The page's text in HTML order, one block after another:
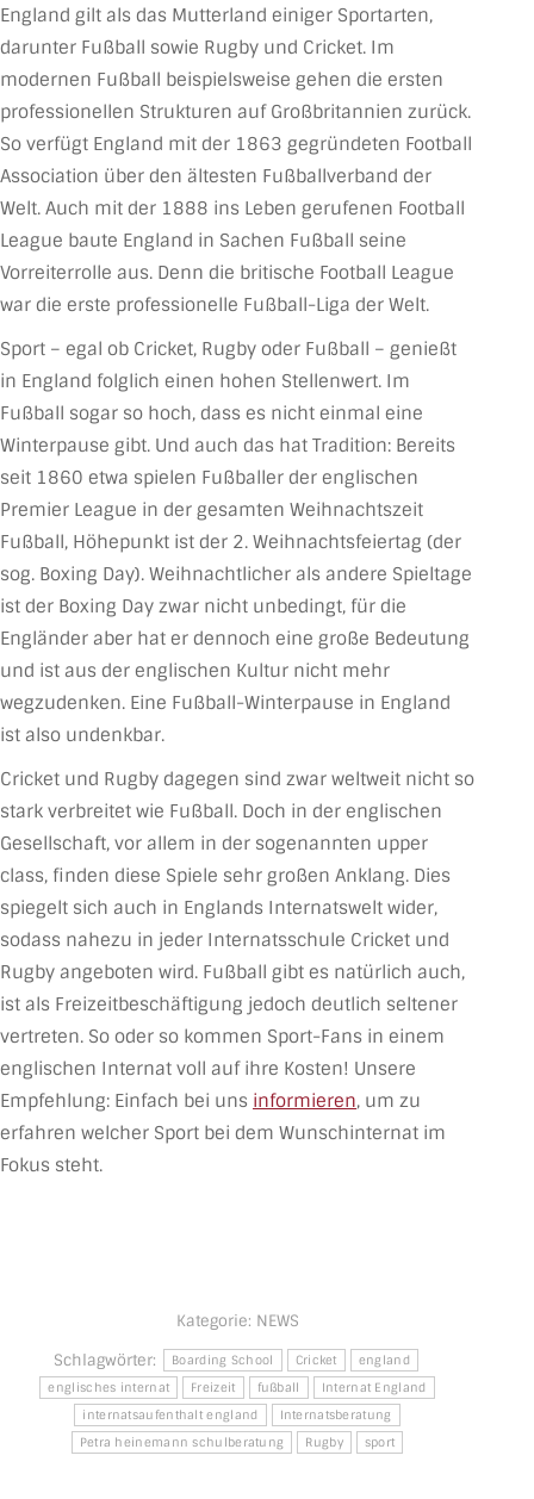
England gilt als das Mutterland einiger Sportarten,
darunter Fußball sowie Rugby und Cricket. Im
modernen Fußball beispielsweise gehen die ersten
professionellen Strukturen auf Großbritannien zurück.
So verfügt England mit der 1863 gegründeten Football
Association über den ältesten Fußballverband der
Welt. Auch mit der 1888 ins Leben gerufenen Football
League baute England in Sachen Fußball seine
Vorreiterrolle aus. Denn die britische Football League
war die erste professionelle Fußball-Liga der Welt.
Sport – egal ob Cricket, Rugby oder Fußball – genießt
in England folglich einen hohen Stellenwert. Im
Fußball sogar so hoch, dass es nicht einmal eine
Winterpause gibt. Und auch das hat Tradition: Bereits
seit 1860 etwa spielen Fußballer der englischen
Premier League in der gesamten Weihnachtszeit
Fußball, Höhepunkt ist der 2. Weihnachtsfeiertag (der
sog. Boxing Day). Weihnachtlicher als andere Spieltage
ist der Boxing Day zwar nicht unbedingt, für die
Engländer aber hat er dennoch eine große Bedeutung
und ist aus der englischen Kultur nicht mehr
wegzudenken. Eine Fußball-Winterpause in England
ist also undenkbar.
Cricket und Rugby dagegen sind zwar weltweit nicht so
stark verbreitet wie Fußball. Doch in der englischen
Gesellschaft, vor allem in der sogenannten upper
class, finden diese Spiele sehr großen Anklang. Dies
spiegelt sich auch in Englands Internatswelt wider,
sodass nahezu in jeder Internatsschule Cricket und
Rugby angeboten wird. Fußball gibt es natürlich auch,
ist als Freizeitbeschäftigung jedoch deutlich seltener
vertreten. So oder so kommen Sport-Fans in einem
englischen Internat voll auf ihre Kosten! Unsere
Empfehlung: Einfach bei uns informieren, um zu
erfahren welcher Sport bei dem Wunschinternat im
Fokus steht.
Kategorie: NEWS
Schlagwörter:
Boarding School Cricket
england
englisches internat
Freizeit fußball
Internat England
internatsaufenthalt england
Internatsberatung
Petra heinemann schulberatung
Rugby sport